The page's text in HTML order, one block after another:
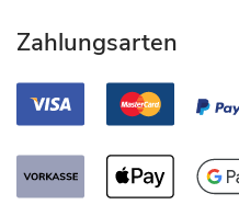
Zahlungsarten